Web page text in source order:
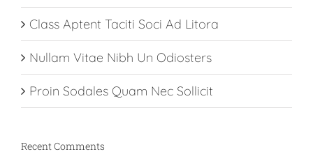
Class Aptent Taciti Soci Ad Litora
Nullam Vitae Nibh Un Odiosters
Proin Sodales Quam Nec Sollicit
Recent Comments